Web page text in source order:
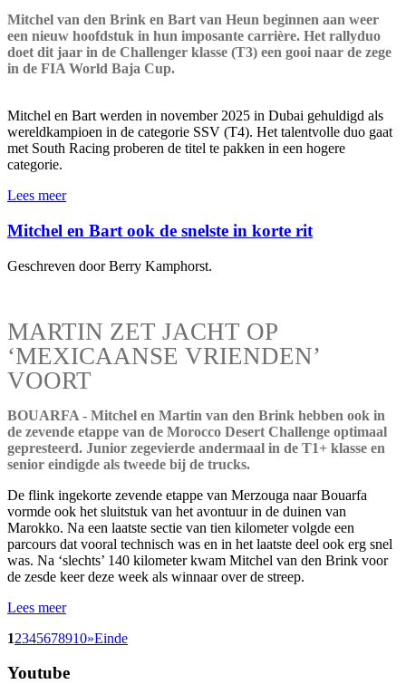
Mitchel van den Brink en Bart van Heun beginnen aan weer
een nieuw hoofdstuk in hun imposante carrière. Het rallyduo
doet dit jaar in de Challenger klasse (T3) een gooi naar de zege
in de FIA World Baja Cup.
Mitchel en Bart werden in november 2025 in Dubai gehuldigd als
wereldkampioen in de categorie SSV (T4). Het talentvolle duo gaat
met South Racing proberen de titel te pakken in een hogere
categorie.
Lees meer
Mitchel en Bart ook de snelste in korte rit
Geschreven door Berry Kamphorst.
MARTIN ZET JACHT OP
‘MEXICAANSE VRIENDEN’
VOORT
BOUARFA - Mitchel en Martin van den Brink hebben ook in
de zevende etappe van de Morocco Desert Challenge optimaal
gepresteerd. Junior zegevierde andermaal in de T1+ klasse en
senior eindigde als tweede bij de trucks.
De flink ingekorte zevende etappe van Merzouga naar Bouarfa
vormde ook het sluitstuk van het avontuur in de duinen van
Marokko. Na een laatste sectie van tien kilometer volgde een
parcours dat vooral technisch was en in het laatste deel ook erg snel
was. Na ‘slechts’ 140 kilometer kwam Mitchel van den Brink voor
de zesde keer deze week als winnaar over de streep.
Lees meer
12345678910»Einde
Youtube